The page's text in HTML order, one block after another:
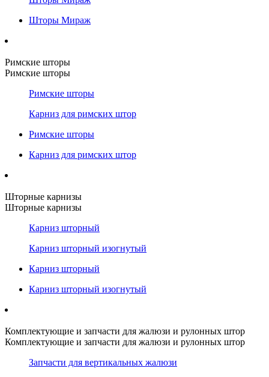
Шторы Мираж
Римские шторы
Римские шторы
Римские шторы
Карниз для римских штор
Римские шторы
Карниз для римских штор
Шторные карнизы
Шторные карнизы
Карниз шторный
Карниз шторный изогнутый
Карниз шторный
Карниз шторный изогнутый
Комплектующие и запчасти для жалюзи и рулонных штор
Комплектующие и запчасти для жалюзи и рулонных штор
Запчасти для вертикальных жалюзи